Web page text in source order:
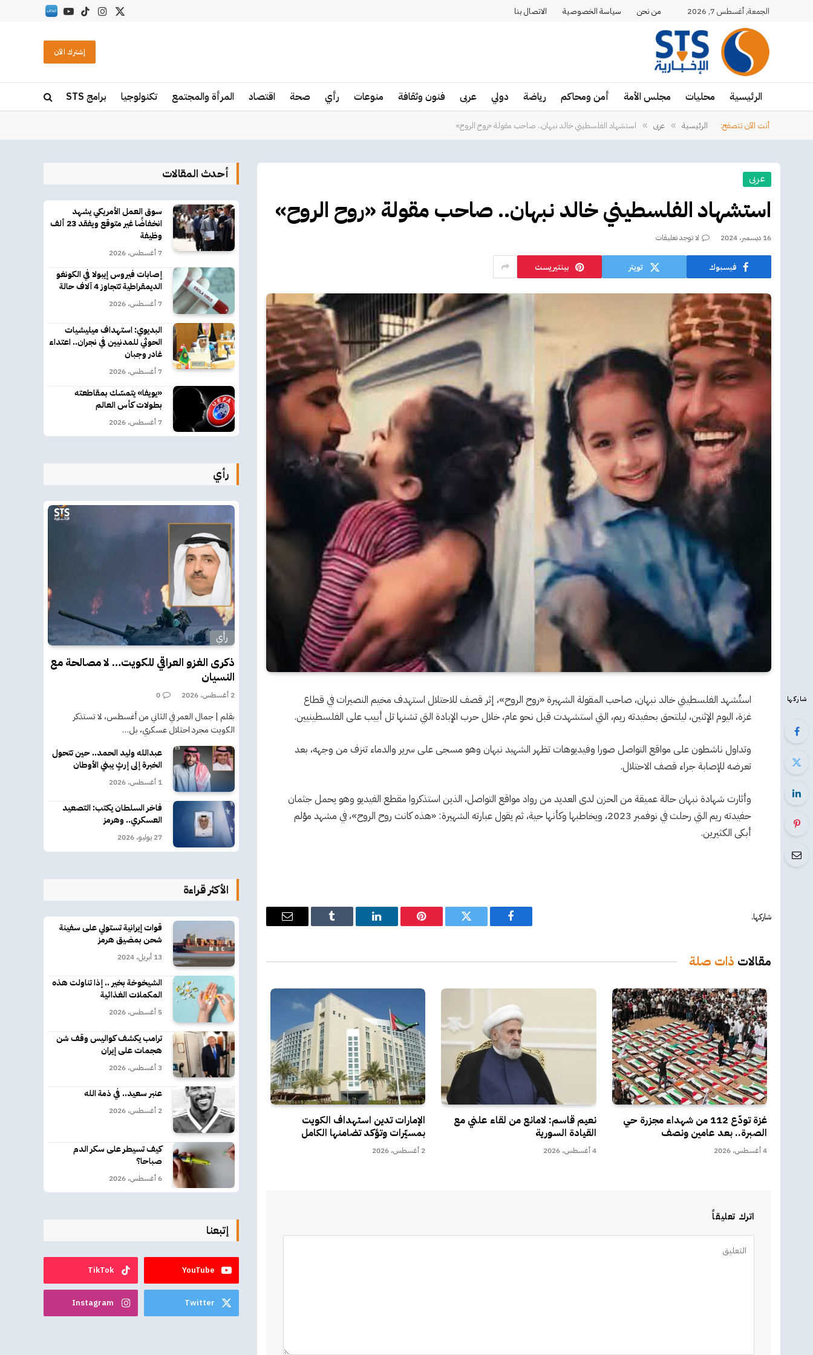
الجمعة, أغسطس 7, 2026 من نحن سياسة الخصوصية الاتصال بنا
X
الانستغرام
تيكتوكيوتيوب
RSS
إشترك الآن
الرئيسية محليات مجلس الأمة أمن ومحاكم رياضة دولي عربى فنون وثقافة منوعات رأي صحة اقتصاد المرأة والمجتمع تكنولوجيا برامج STS
أنت الآن تتصفح: الرئيسية » عربى » استشهاد الفلسطيني خالد نبهان.. صاحب مقولة «روح الروح»
عربى
استشهاد الفلسطيني خالد نبهان.. صاحب مقولة «روح الروح»
16 ديسمبر، 2024 لا توجد تعليقات
فيسبوك تويتر بينتيريست
شاركها
استُشهد الفلسطيني خالد نبهان، صاحب المقولة الشهيرة «روح الروح»، إثر قصف للاحتلال استهدف مخيم النصيرات في قطاع
غزة، اليوم الإثنين، ليلتحق بحفيدته ريم، التي استشهدت قبل نحو عام، خلال حرب الإبادة التي تشنها تل أبيب على الفلسطينيين.
وتداول ناشطون على مواقع التواصل صورا وفيديوهات تظهر الشهيد نبهان وهو مسجى على سرير والدماء تنزف من وجهه، بعد
تعرضه للإصابة جراء قصف الاحتلال.
وأثارت شهادة نبهان حالة عميقة من الحزن لدى العديد من رواد مواقع التواصل، الذين استذكروا مقطع الفيديو وهو يحمل جثمان
حفيدته ريم التي رحلت في نوفمبر 2023، ويخاطبها وكأنها حية، ثم يقول عبارته الشهيرة: «هذه كانت روح الروح»، في مشهد مؤلم
أبكى الكثيرين.
شاركها.
فيسبوك تويتر بينتيريستلينكدإن Tumblr
البريد
مقالات ذات صلة
غزة تودّع 112 من شهداء مجزرة حي
الصبرة.. بعد عامين ونصف
4 أغسطس، 2026
نعيم قاسم: لامانع من لقاء علني مع
القيادة السورية
4 أغسطس، 2026
الإمارات تدين استهداف الكويت
بمسيّرات وتؤكد تضامنها الكامل
2 أغسطس، 2026
اترك تعليقاً
أحدث المقالات
سوق العمل الأمريكي يشهد
انخفاضًا غير متوقع ويفقد 23 ألف
وظيفة
7 أغسطس، 2026
إصابات فيروس إيبولا في الكونغو
الديمقراطية تتجاوز 4 آلاف حالة
7 أغسطس، 2026
البديوي: استهداف ميليشيات
الحوثي للمدنيين في نجران.. اعتداء
غادر وجبان
7 أغسطس، 2026
«يويفا» يتمسّك بمقاطعته
بطولات كأس العالم
7 أغسطس، 2026
رأي
رأي
ذكرى الغزو العراقي للكويت… لا مصالحة مع
النسيان
2 أغسطس، 2026 0
بقلم | جمال العمر في الثاني من أغسطس، لا تستذكر
الكويت مجرد احتلال عسكري، بل…
عبدالله وليد الحمد.. حين تتحول
الخبرة إلى إرثٍ يبني الأوطان
1 أغسطس، 2026
فاخر السلطان يكتب: التصعيد
العسكري.. وهرمز
27 يوليو، 2026
الأكثر قراءة
قوات إيرانية تستولي على سفينة
شحن بمضيق هرمز
13 أبريل، 2024
الشيخوخة بخير .. إذا تناولت هذه
المكملات الغذائية
5 أغسطس، 2026
ترامب يكشف كواليس وقف شن
هجمات على إيران
3 أغسطس، 2026
عنبر سعيد.. في ذمة الله
2 أغسطس، 2026
كيف تسيطر على سكر الدم
صباحا؟
6 أغسطس، 2026
إتبعنا
YouTube
TikTok
Twitter
Instagram